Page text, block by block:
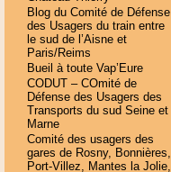
Blog du Comité de Défense
des Usagers du train entre
le sud de l’Aisne et
Paris/Reims
Bueil à toute Vap’Eure
CODUT – COmité de
Défense des Usagers des
Transports du sud Seine et
Marne
Comité des usagers des
gares de Rosny, Bonnières,
Port-Villez, Mantes la Jolie,